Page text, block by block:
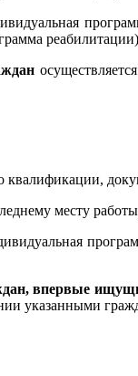
месту
впервые
указанными